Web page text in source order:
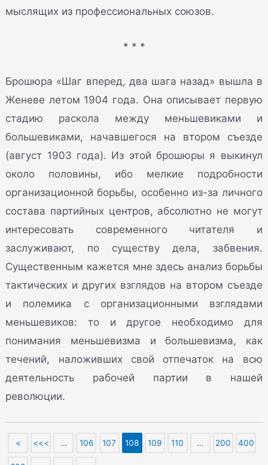
мыслящих из профессиональных союзов.
* * *
Брошюра «Шаг вперед, два шага назад» вышла в
Женеве летом 1904 года. Она описывает первую
стадию раскола между меньшевиками и
большевиками, начавшегося на втором съезде
(август 1903 года). Из этой брошюры я выкинул
около половины, ибо мелкие подробности
организационной борьбы, особенно из-за личного
состава партийных центров, абсолютно не могут
интересовать современного читателя и
заслуживают, по существу дела, забвения.
Существенным кажется мне здесь анализ борьбы
тактических и других взглядов на втором съезде
и полемика с организационными взглядами
меньшевиков: то и другое необходимо для
понимания меньшевизма и большевизма, как
течений, наложивших свой отпечаток на всю
деятельность рабочей партии в нашей
революции.
< <<< … 106 107 108 109 110 … 200 400